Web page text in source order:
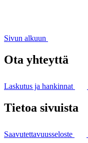
Sivun alkuun
Ota yhteyttä
Laskutus ja hankinnat
Tietoa sivuista
Saavutettavuusseloste